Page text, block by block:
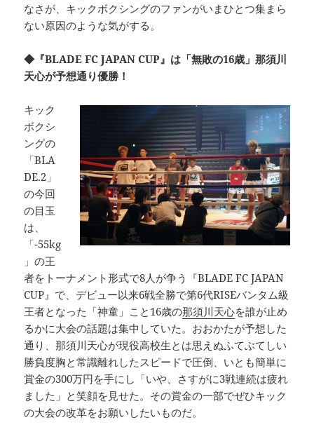
なさが、キックボクシングのファンがいまひとつ集まら
ない原因のような気がする。
◆『BLADE FC JAPAN CUP』は「無敗の16歳」那須川
天心が予想通り優勝！
キック
ボクシ
ングの
「BLA
DE.2」
の今回
の目玉
は、
「-55kg
」の王
者をトーナメント形式で8人が争う『BLADE FC JAPAN
CUP』で、デビュー以来6戦全勝で第6代RISEバンタム級
王者となった「神童」こと16歳の那須川天心を誰が止め
るかに大会の話題は集中していた。おおかたが予想した
通り、那須川天心が現役高校生とは思えぬふてぶてしい
勝負度胸と常識離れしたスピードで圧倒、いとも簡単に
賞金の300万円を手にし「いや、さすがに3戦連続は疲れ
ました」と笑顔を見せた。その賞金の一部でぜひキック
の大会の改革をお願いしたいものだ。